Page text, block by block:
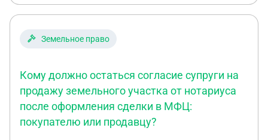
остался двигатель, на который у продавца
оставить его себе? Сделка оформлена 24.11.2005
января 26 года.
Земельное право
Кому должно остаться согласие супруги на
продажу земельного участка от нотариуса
после оформления сделки в МФЦ:
покупателю или продавцу?